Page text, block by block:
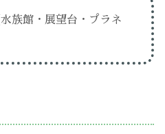
族館・展望台・プラネ